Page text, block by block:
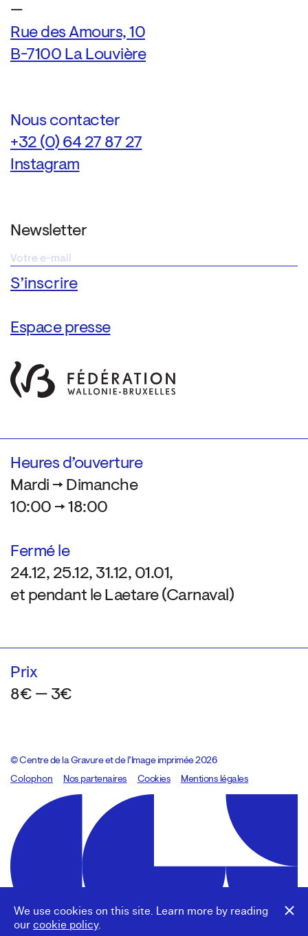
We use cookies on this site. Learn more by reading
our cookie policy.
—
Rue des Amours, 10
B-7100 La Louvière
Nous contacter
+32 (0) 64 27 87 27
Instagram
Newsletter
Espace presse
Heures d’ouverture
Mardi → Dimanche
10:00 → 18:00
Fermé le
24.12, 25.12, 31.12, 01.01,
et pendant le Laetare (Carnaval)
Prix
8€ — 3€
© Centre de la Gravure et de l’Image imprimée 2026
Colophon
Design:Marcel Kaczmarek, code:8080.studio
Nos partenaires Cookies Mentions légales